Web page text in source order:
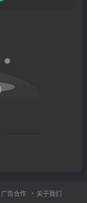
广告合作 关于我们